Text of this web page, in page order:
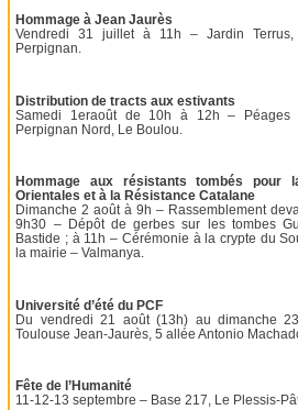
Hommage à Jean Jaurès
Vendredi 31 juillet à 11h – Jardin
Perpignan.
Distribution de tracts aux estivants
Samedi 1eraoût de 10h à 12h – Péages
Perpignan Nord, Le Boulou.
Hommage aux résistants tombés pour
Orientales et à la Résistance Catalane
Dimanche 2 août à 9h – Rassemblement
9h30 – Dépôt de gerbes sur les tombes
Bastide ; à 11h – Cérémonie à la crypte du
la mairie – Valmanya.
Université d’été du PCF
Du vendredi 21 août (13h) au dimanche
Toulouse Jean-Jaurès, 5 allée Antonio
Fête de l’Humanité
11-12-13 septembre – Base 217, Le Plessis-